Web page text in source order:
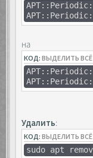
на
КОД:ВЫДЕЛИТЬ ВСЁ
Удалить:
КОД:ВЫДЕЛИТЬ ВСЁ
sudo apt